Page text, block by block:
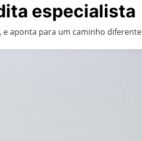
especialista
aponta para um caminho diferente